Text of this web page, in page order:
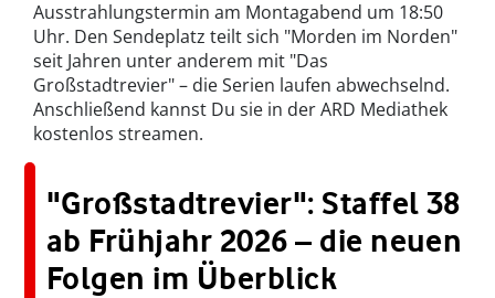
Ausstrahlungstermin am Montagabend um 18:50
Uhr. Den Sendeplatz teilt sich "Morden im Norden"
seit Jahren unter anderem mit "Das
Großstadtrevier" – die Serien laufen abwechselnd.
Anschließend kannst Du sie in der ARD Mediathek
kostenlos streamen.
"Großstadtrevier": Staffel 38
ab Frühjahr 2026 – die neuen
Folgen im Überblick